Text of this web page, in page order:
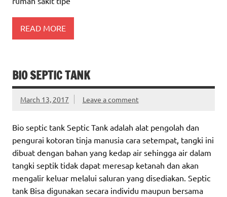
READ MORE
BIO SEPTIC TANK
March 13, 2017 Leave a comment
Bio septic tank Septic Tank adalah alat pengolah dan
pengurai kotoran tinja manusia cara setempat, tangki ini
dibuat dengan bahan yang kedap air sehingga air dalam
tangki septik tidak dapat meresap ketanah dan akan
mengalir keluar melalui saluran yang disediakan. Septic
tank Bisa digunakan secara individu maupun bersama